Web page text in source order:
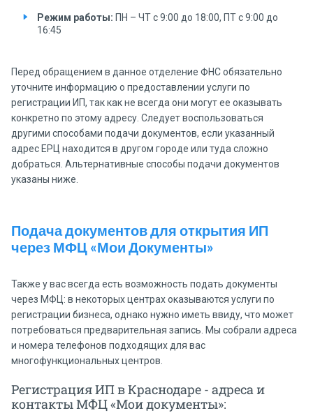
Режим работы: ПН – ЧТ с 9:00 до 18:00, ПТ с 9:00 до
16:45
Перед обращением в данное отделение ФНС обязательно
уточните информацию о предоставлении услуги по
регистрации ИП, так как не всегда они могут ее оказывать
конкретно по этому адресу. Следует воспользоваться
другими способами подачи документов, если указанный
адрес ЕРЦ находится в другом городе или туда сложно
добраться. Альтернативные способы подачи документов
указаны ниже.
Подача документов для открытия ИП
через МФЦ «Мои Документы»
Также у вас всегда есть возможность подать документы
через МФЦ: в некоторых центрах оказываются услуги по
регистрации бизнеса, однако нужно иметь ввиду, что может
потребоваться предварительная запись. Мы собрали адреса
и номера телефонов подходящих для вас
многофункциональных центров.
Регистрация ИП в Краснодаре - адреса и
контакты МФЦ «Мои документы»: